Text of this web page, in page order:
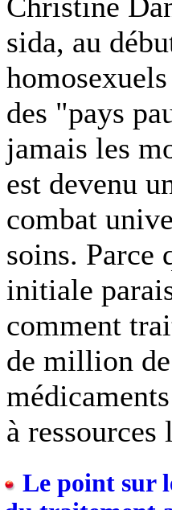
sida, au
des "pays
jamais les
est devenu
combat
soins. Parce
initiale
comment
de million de
à
Le point sur